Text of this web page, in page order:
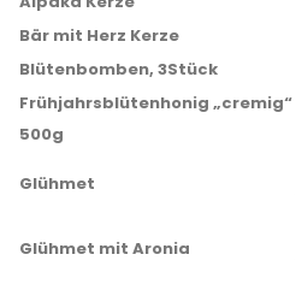
Bär mit Herz Kerze
Blütenbomben, 3Stück
Frühjahrsblütenhonig „cremig“
500g
Glühmet
Glühmet mit Aronia